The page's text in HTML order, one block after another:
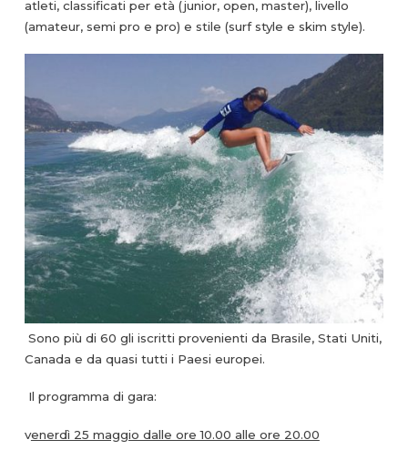
atleti, classificati per età (junior, open, master), livello
(amateur, semi pro e pro) e stile (surf style e skim style).
Sono più di 60 gli iscritti provenienti da Brasile, Stati Uniti,
Canada e da quasi tutti i Paesi europei.
Il programma di gara:
venerdì 25 maggio dalle ore 10.00 alle ore 20.00